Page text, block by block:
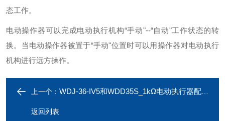
态工作。
电动操作器可以完成电动执行机构“手动"--“自动"工作状态的转
换。当电动操作器被置于“手动"位置时可以用操作器对电动执行
机构进行远方操作。
上一个： WDJ-36-IV5和WDD35S_1kΩ电动执行器配件 精密传感器 电位器
返回列表